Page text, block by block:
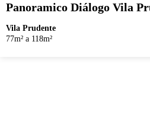
Panoramico Diálogo Vila
Vila Prudente
77m² a 118m²